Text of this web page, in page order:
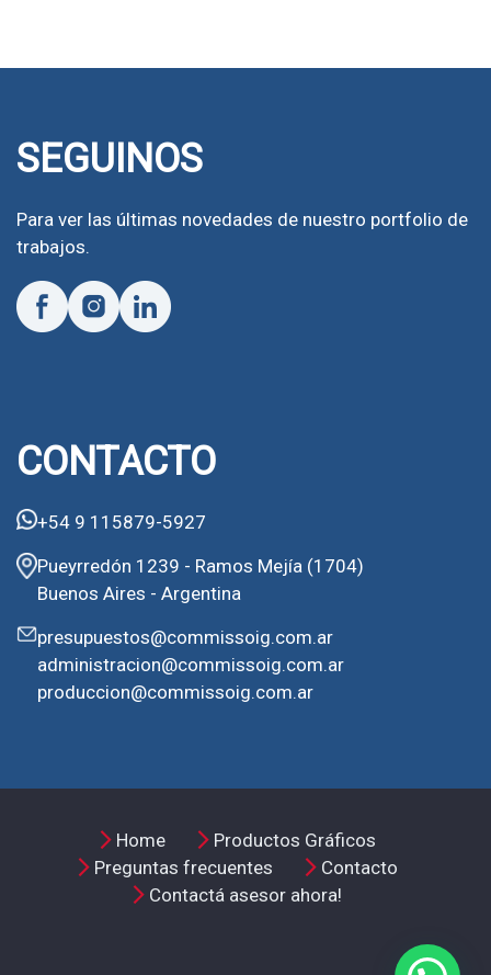
SEGUINOS
Para ver las últimas novedades de nuestro portfolio de
trabajos.
CONTACTO
+54 9 115879-5927
Pueyrredón 1239 - Ramos Mejía (1704)
Buenos Aires - Argentina
presupuestos@commissoig.com.ar
administracion@commissoig.com.ar
produccion@commissoig.com.ar
Home
Productos Gráficos
Preguntas frecuentes
Contacto
Contactá asesor ahora!